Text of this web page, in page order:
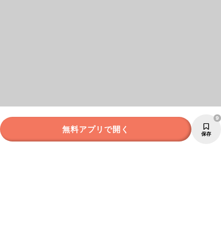
無料アプリで開く 保存
9